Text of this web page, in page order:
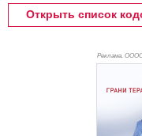
Открыть список
Реклама.